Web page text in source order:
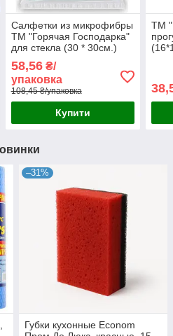
Салфетки из микрофибры
ТМ "Горячая Господарка"
для стекла (30 * 30см.)
58,56₴/
упаковка
108,45 ₴/упаковка
Купити
ТМ
–31%
Губки кухонные Econom